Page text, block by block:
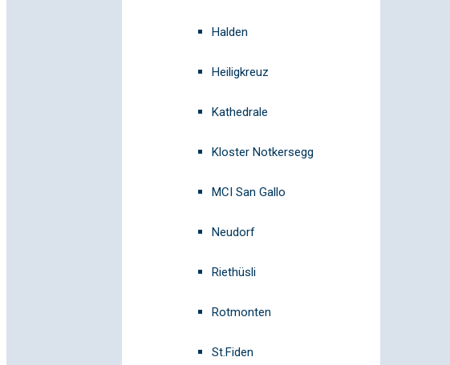
Halden
Heiligkreuz
Kathedrale
Kloster Notkersegg
MCI San Gallo
Neudorf
Riethüsli
Rotmonten
St.Fiden